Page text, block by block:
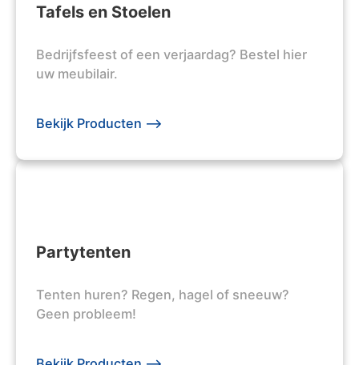
Tafels en Stoelen
Bedrijfsfeest of een verjaardag? Bestel hier
uw meubilair.
Bekijk Producten -->
Partytenten
Tenten huren? Regen, hagel of sneeuw?
Geen probleem!